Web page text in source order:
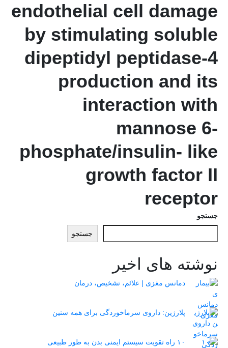
endothelial cell damage
by stimulating soluble
dipeptidyl peptidase-4
production and its
interaction with
mannose 6-
phosphate/insulin- like
growth factor II
receptor
جستجو
جستجو
نوشته های اخیر
دمانس مغزی | علائم، تشخیص، درمان
پلارژین: داروی سرماخوردگی برای همه سنین
۱۰ راه تقویت سیستم ایمنی بدن به طور طبیعی